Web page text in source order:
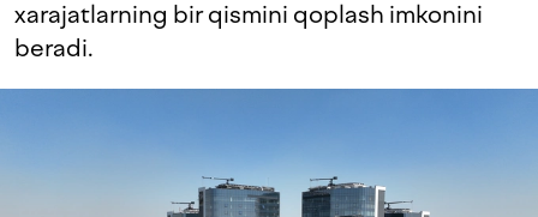
xarajatlarning bir qismini qoplash imkonini
beradi.